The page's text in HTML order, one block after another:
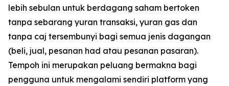
lebih sebulan untuk berdagang saham bertoken
tanpa sebarang yuran transaksi, yuran gas dan
tanpa caj tersembunyi bagi semua jenis dagangan
(beli, jual, pesanan had atau pesanan pasaran).
Tempoh ini merupakan peluang bermakna bagi
pengguna untuk mengalami sendiri platform yang